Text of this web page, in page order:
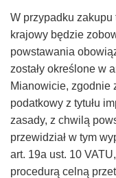
NSA
i
WSA
–
Taxfin.pl
W przypadku
krajowy będzie
powstawania
zostały określone w
Mianowicie, zgodnie
podatkowy z tytułu
zasady, z chwilą
przewidział w tym
art. 19a ust. 10
procedurą celną